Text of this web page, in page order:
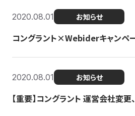
2020.08.01 お知らせ
コングラント×Webiderキャンペ
2020.08.01 お知らせ
【重要】コングラント 運営会社変